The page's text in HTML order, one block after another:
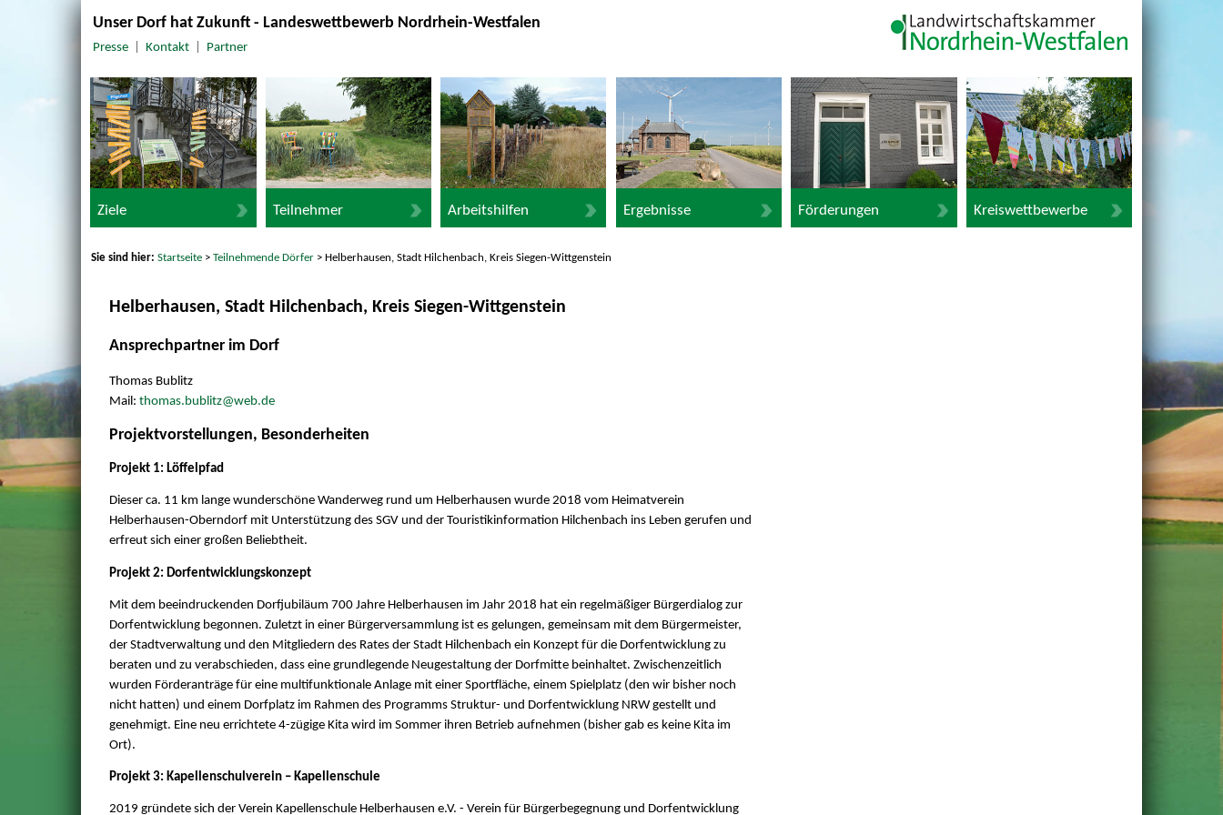
Unser Dorf hat Zukunft - Landeswettbewerb Nordrhein-Westfalen
Presse| Kontakt| Partner
Ziele Teilnehmer Arbeitshilfen Ergebnisse Förderungen Kreiswettbewerbe
Sie sind hier:Startseite >Teilnehmende Dörfer > Helberhausen, Stadt Hilchenbach, Kreis Siegen-Wittgenstein
Helberhausen, Stadt Hilchenbach, Kreis Siegen-Wittgenstein
Ansprechpartner im Dorf
Thomas Bublitz
Mail: thomas.bublitz@web.de
Projektvorstellungen, Besonderheiten
Projekt 1: Löffelpfad
Dieser ca. 11 km lange wunderschöne Wanderweg rund um Helberhausen wurde 2018 vom Heimatverein
Helberhausen-Oberndorf mit Unterstützung des SGV und der Touristikinformation Hilchenbach ins Leben gerufen und
erfreut sich einer großen Beliebtheit.
Projekt 2: Dorfentwicklungskonzept
Mit dem beeindruckenden Dorfjubiläum 700 Jahre Helberhausen im Jahr 2018 hat ein regelmäßiger Bürgerdialog zur
Dorfentwicklung begonnen. Zuletzt in einer Bürgerversammlung ist es gelungen, gemeinsam mit dem Bürgermeister,
der Stadtverwaltung und den Mitgliedern des Rates der Stadt Hilchenbach ein Konzept für die Dorfentwicklung zu
beraten und zu verabschieden, dass eine grundlegende Neugestaltung der Dorfmitte beinhaltet. Zwischenzeitlich
wurden Förderanträge für eine multifunktionale Anlage mit einer Sportfläche, einem Spielplatz (den wir bisher noch
nicht hatten) und einem Dorfplatz im Rahmen des Programms Struktur- und Dorfentwicklung NRW gestellt und
genehmigt. Eine neu errichtete 4-zügige Kita wird im Sommer ihren Betrieb aufnehmen (bisher gab es keine Kita im
Ort).
Projekt 3: Kapellenschulverein – Kapellenschule
2019 gründete sich der Verein Kapellenschule Helberhausen e.V. - Verein für Bürgerbegegnung und Dorfentwicklung